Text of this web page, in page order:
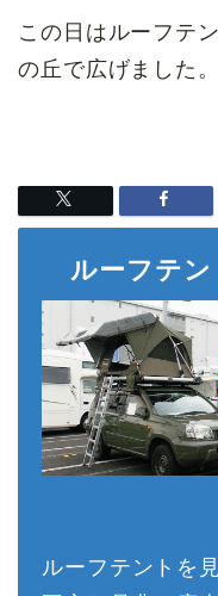
この日はルーフテ
の丘で広げました。
ルーフテ
ルーフテントを